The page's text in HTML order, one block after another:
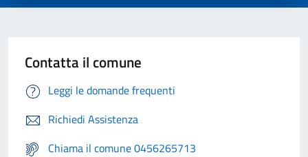
Contatta il comune
Leggi le domande frequenti
Richiedi Assistenza
Chiama il comune 0456265713